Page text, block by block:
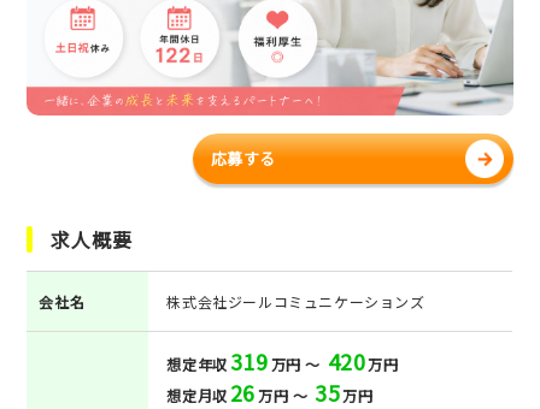
応募する
求人概要
会社名 株式会社ジールコミュニケーションズ
想定年収319万円 ～ 420万円
想定月収 26万円 ～ 35万円